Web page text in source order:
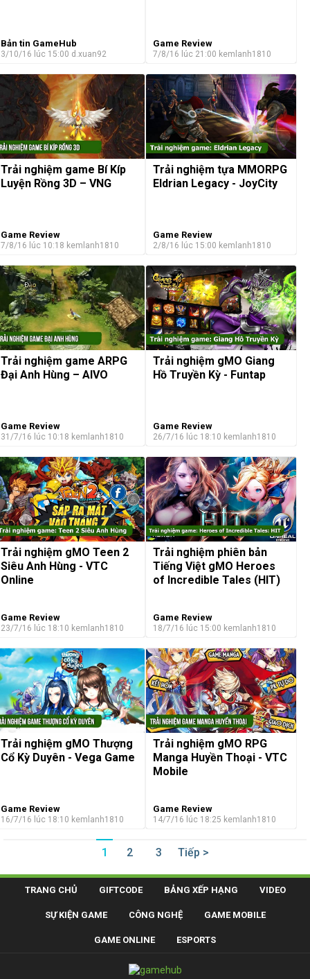
Bản tin GameHub
3/10/16 lúc 15:00 d.xuan92
Game Review
7/8/16 lúc 21:00 kemlanh1810
Trải nghiệm game Bí Kíp
Luyện Rồng 3D – VNG
Game Review
7/8/16 lúc 10:18 kemlanh1810
Trải nghiệm tựa MMORPG
Eldrian Legacy - JoyCity
Game Review
2/8/16 lúc 15:00 kemlanh1810
Trải nghiệm game ARPG
Đại Anh Hùng – AIVO
Game Review
31/7/16 lúc 10:18 kemlanh1810
Trải nghiệm gMO Giang
Hồ Truyền Kỳ - Funtap
Game Review
26/7/16 lúc 18:10 kemlanh1810
Trải nghiệm gMO Teen 2
Siêu Anh Hùng - VTC
Online
Game Review
23/7/16 lúc 18:10 kemlanh1810
Trải nghiệm phiên bản
Tiếng Việt gMO Heroes
of Incredible Tales (HIT)
Game Review
18/7/16 lúc 15:00 kemlanh1810
Trải nghiệm gMO Thượng
Cổ Kỳ Duyên - Vega Game
Game Review
16/7/16 lúc 18:10 kemlanh1810
Trải nghiệm gMO RPG
Manga Huyền Thoại - VTC
Mobile
Game Review
14/7/16 lúc 18:25 kemlanh1810
1 2 3 Tiếp >
TRANG CHỦ GIFTCODE BẢNG XẾP HẠNG VIDEO
SỰ KIỆN GAME CÔNG NGHỆ GAME MOBILE
GAME ONLINE ESPORTS